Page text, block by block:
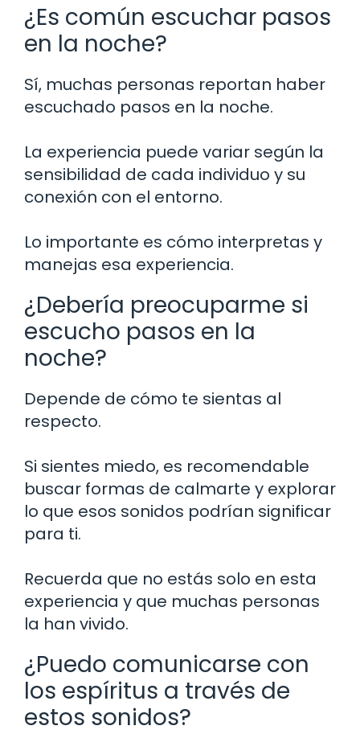
¿Es común escuchar pasos
en la noche?
Sí, muchas personas reportan haber
escuchado pasos en la noche.
La experiencia puede variar según la
sensibilidad de cada individuo y su
conexión con el entorno.
Lo importante es cómo interpretas y
manejas esa experiencia.
¿Debería preocuparme si
escucho pasos en la
noche?
Depende de cómo te sientas al
respecto.
Si sientes miedo, es recomendable
buscar formas de calmarte y explorar
lo que esos sonidos podrían significar
para ti.
Recuerda que no estás solo en esta
experiencia y que muchas personas
la han vivido.
¿Puedo comunicarse con
los espíritus a través de
estos sonidos?